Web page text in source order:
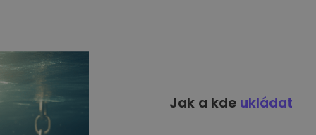
Jak a kde ukládat